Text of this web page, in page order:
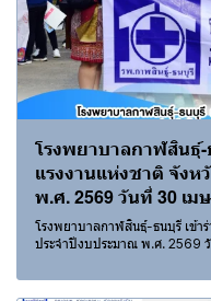
โรงพยาบาลกาฬสินธุ์-
แรงงานแห่งชาติ จัง
พ.ศ. 2569 วันที่ 30 เม
โรงพยาบาลกาฬสินธุ์-ธนบุรี เข้า
ประจำปีงบประมาณ พ.ศ. 2569